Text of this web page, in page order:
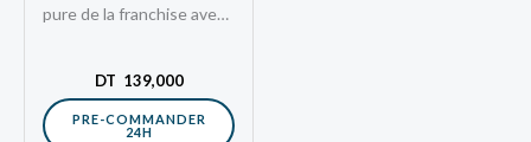
pure de la franchise avec
la furtivité, le parkour et
l’assassinat.…
DT 139,000
PRE-COMMANDER
24H